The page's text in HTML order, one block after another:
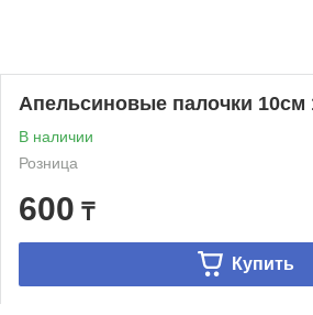
Апельсиновые палочки 10см
В наличии
Розница
600 ₸
Купить